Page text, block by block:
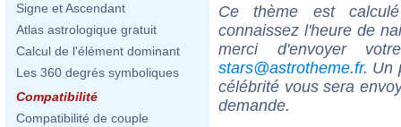
Signe et Ascendant
Atlas astrologique gratuit
Calcul de l'élément dominant
Les 360 degrés symboliques
Compatibilité
Compatibilité de couple
Ce thème est
connaissez l'heure de
merci d'envoyer
stars@astrotheme.fr. Un
célébrité vous sera
demande.